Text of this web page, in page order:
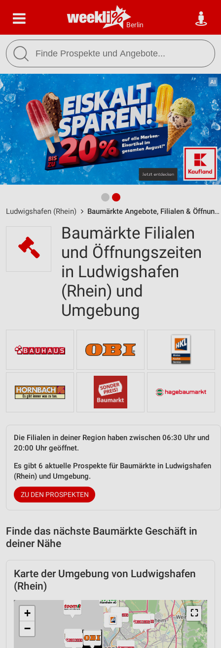
Berlin
Ludwigshafen (Rhein) Baumärkte Angebote, Filialen & Öffnungszeiten
Baumärkte Filialen
und Öffnungszeiten
in Ludwigshafen
(Rhein) und
Umgebung
Die Filialen in deiner Region haben zwischen 06:30 Uhr und
20:00 Uhr geöffnet.
Es gibt 6 aktuelle Prospekte für Baumärkte in Ludwigshafen
(Rhein) und Umgebung.
ZU DEN PROSPEKTEN
Finde das nächste Baumärkte Geschäft in
deiner Nähe
Karte der Umgebung von Ludwigshafen
(Rhein)
⛶
+
−